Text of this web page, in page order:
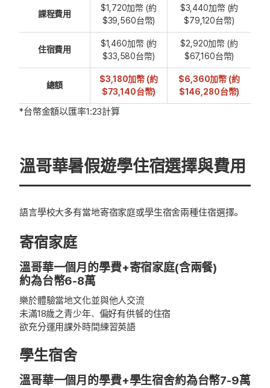
課程費用
$1,720加幣 (約
$39,560台幣)
$3,440加幣 (約
$79,120台幣)
住宿費用
$1,460加幣 (約
$33,580台幣)
$2,920加幣 (約
$67,160台幣)
總額
$3,180加幣 (約
$73,140台幣)
$6,360加幣 (約
$146,280台幣)
*台幣金額以匯率1:23計算
溫哥華暑假遊學住宿選擇與費用
語言學校大多有當地寄宿家庭或學生宿舍兩種住宿選擇。
寄宿家庭
溫哥華一個月的學費+寄宿家庭(含兩餐)
約為台幣6-8萬
樂於體驗當地文化並與他人交流
未滿18歲之青少年、偏好有供餐的住宿
欲充分運用課外時間練習英語
學生宿舍
溫哥華一個月的學費+學生宿舍約為台幣7-9萬